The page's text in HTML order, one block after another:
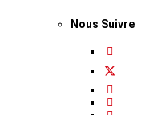
Nous Suivre